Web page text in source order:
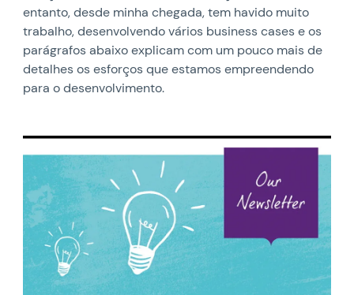
entanto, desde minha chegada, tem havido muito
trabalho, desenvolvendo vários business cases e os
parágrafos abaixo explicam com um pouco mais de
detalhes os esforços que estamos empreendendo
para o desenvolvimento.
News image